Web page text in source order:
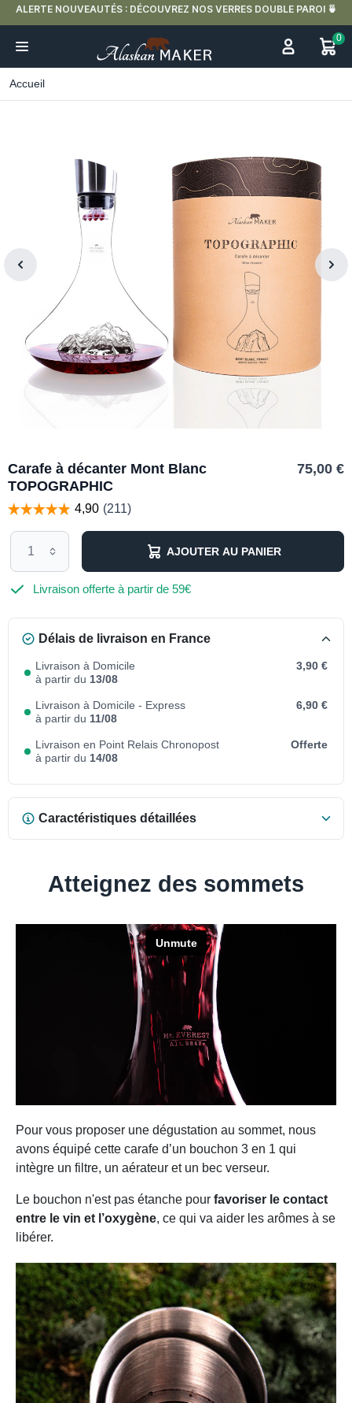
ALERTE NOUVEAUTÉS : DÉCOUVREZ NOS VERRES DOUBLE PAROI 🍵
0
Accueil
Carafe à décanter Mont Blanc
TOPOGRAPHIC
75,00 €
AJOUTER AU PANIER
Livraison offerte à partir de 59€
Délais de livraison en France
Livraison à Domicile
à partir du 13/08
3,90 €
Livraison à Domicile - Express
à partir du 11/08
6,90 €
Livraison en Point Relais Chronopost
à partir du 14/08
Offerte
Caractéristiques détaillées
Atteignez des sommets
Pour vous proposer une dégustation au sommet, nous
avons équipé cette carafe d’un bouchon 3 en 1 qui
intègre un filtre, un aérateur et un bec verseur.
Le bouchon n'est pas étanche pour favoriser le contact
entre le vin et l’oxygène, ce qui va aider les arômes à se
libérer.